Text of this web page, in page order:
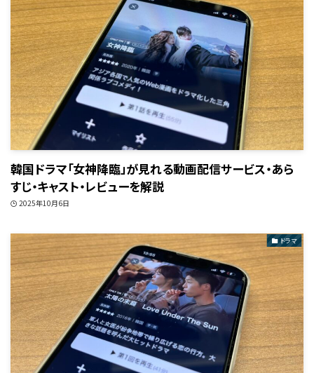
韓国ドラマ「女神降臨」が見れる動画配信サービス・あら
すじ・キャスト・レビューを解説
2025年10月6日
ドラマ